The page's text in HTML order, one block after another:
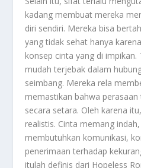
kadang membuat mereka
diri sendiri. Mereka bisa
yang tidak sehat hanya
konsep cinta yang di impikan.
mudah terjebak dalam
seimbang. Mereka rela
memastikan bahwa
secara setara. Oleh karena
realistis. Cinta memang
membutuhkan komunikasi,
penerimaan terhadap
itulah definis dari Hopeless